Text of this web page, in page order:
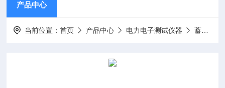
产品中心
当前位置：首页 产品中心 电力电子测试仪器 蓄电池测试仪